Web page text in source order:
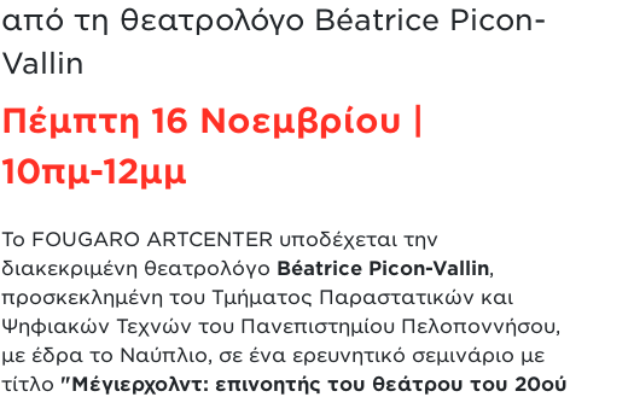
από τη θεατρολόγο Béatrice Picon-
Vallin
Πέμπτη 16 Νοεμβρίου |
10πμ-12μμ
Το FOUGARO ARTCENTER υποδέχεται την
διακεκριμένη θεατρολόγο Béatrice Picon-Vallin,
προσκεκλημένη του Τμήματος Παραστατικών και
Ψηφιακών Τεχνών του Πανεπιστημίου Πελοποννήσου,
με έδρα το Ναύπλιο, σε ένα ερευνητικό σεμινάριο με
τίτλο "Μέγιερχολντ: επινοητής του θεάτρου του 20ού